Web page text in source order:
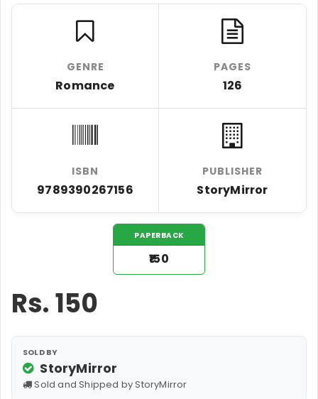
GENRE
Romance
PAGES
126
ISBN
9789390267156
PUBLISHER
StoryMirror
PAPERBACK
₹150
Rs.150
SOLD BY
StoryMirror
Sold and Shipped by StoryMirror